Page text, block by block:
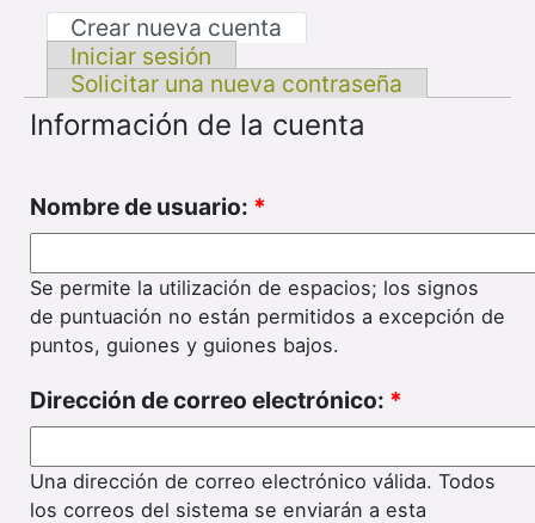
Crear nueva cuenta
Iniciar sesión
Solicitar una nueva contraseña
Información de la cuenta
Nombre de usuario: *
Se permite la utilización de espacios; los signos
de puntuación no están permitidos a excepción de
puntos, guiones y guiones bajos.
Dirección de correo electrónico: *
Una dirección de correo electrónico válida. Todos
los correos del sistema se enviarán a esta